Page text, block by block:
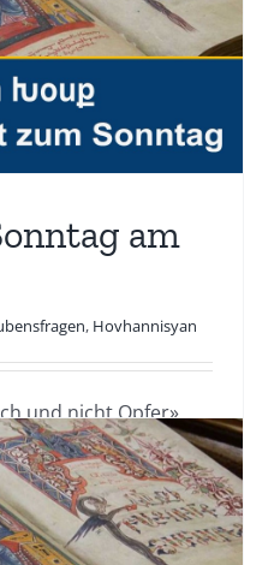
am
, Hovhannisyan
und nicht Opfer»
[...]